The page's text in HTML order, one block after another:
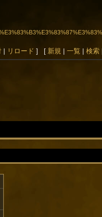
| リロード ] [ 新規 | 一覧| 検索